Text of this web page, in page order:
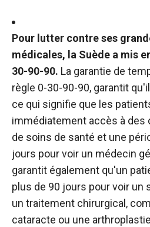
Pour lutter contre ses
médicales, la Suède a mis
30-90-90. La garantie de
règle 0-30-90-90, garantit
ce qui signifie que les
immédiatement accès à des
de soins de santé et une
jours pour voir un médecin
garantit également qu'un
plus de 90 jours pour voir un
un traitement chirurgical,
cataracte ou une